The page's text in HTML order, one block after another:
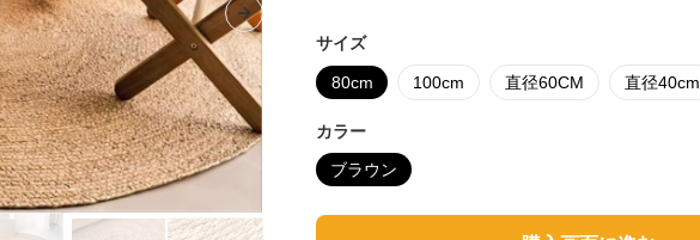
Next slide
サイズ
80cm 100cm 直径60CM 直径40cm
カラー
ブラウン